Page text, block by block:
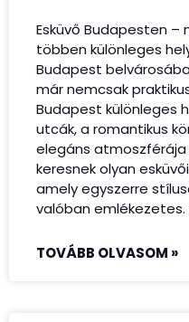
Esküvő Budapesten –
többen különleges
Budapest
már nemcsak
Budapest különleges
utcák, a romantikus
elegáns
keresnek olyan
amely egyszerre
valóban emlékezetes.
TOVÁBB OLVASOM »